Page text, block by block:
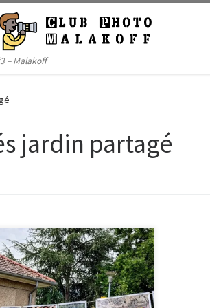
– Malakoff
jardin partagé
les jardiniers du jardin Potin
Sudre, membre du club photo,